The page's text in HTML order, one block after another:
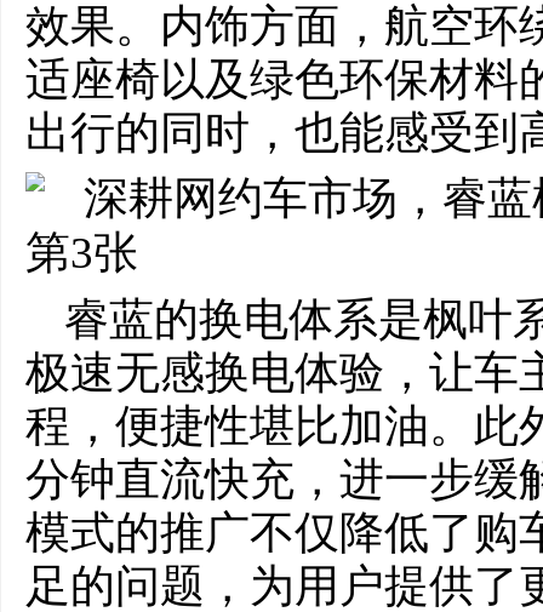
效果。内饰方面，航空环
适座椅以及绿色环保材料
出行的同时，也能感受到
睿蓝的换电体系是枫叶
极速无感换电体验，让车
程，便捷性堪比加油。此
分钟直流快充，进一步缓
模式的推广不仅降低了购
足的问题，为用户提供了